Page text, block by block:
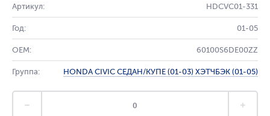
Артикул: HDCVC01-331
Год: 01-05
OEM: 60100S6DE00ZZ
Группа: HONDA CIVIC СЕДАН/КУПЕ (01-03) ХЭТЧБЭК (01-05)